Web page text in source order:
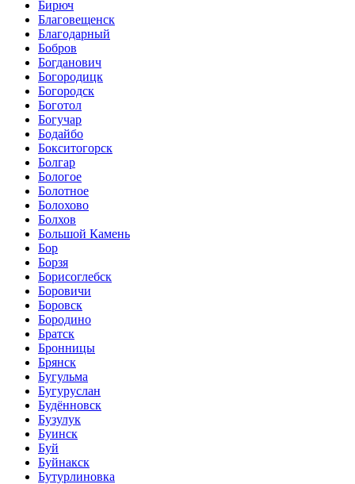
Бирюч
Благовещенск
Благодарный
Бобров
Богданович
Богородицк
Богородск
Боготол
Богучар
Бодайбо
Бокситогорск
Болгар
Бологое
Болотное
Болохово
Болхов
Большой Камень
Бор
Борзя
Борисоглебск
Боровичи
Боровск
Бородино
Братск
Бронницы
Брянск
Бугульма
Бугуруслан
Будённовск
Бузулук
Буинск
Буй
Буйнакск
Бутурлиновка